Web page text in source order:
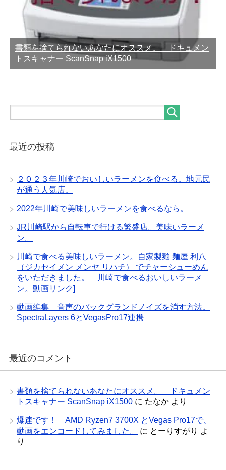
書類を捨てられないあなたにオススメ。 ドキュメン
トスキャナー ScanSnap iX1500
最近の投稿
２０２３年川崎でおいしいラーメンを食べる。地元民
が通う人気店。
2022年川崎で美味しいラーメンを食べるなら。
JR川崎駅から自転車で行ける繁盛店。美味いラーメ
ン。
川崎で食べる美味しいラーメン。自家製麺 麺屋 利八
（ジカセイメン メンヤ リハチ） でチャーシューめん
をいただきました。 川崎で食べるおいしいラーメ
ン。動画リンク]
動画編集 音声のバックグランドノイズを消す方法。
SpectraLayers 6とVegasPro17連携
最近のコメント
書類を捨てられないあなたにオススメ。 ドキュメン
トスキャナー ScanSnap iX1500 に たなか より
爆速です！ AMD Ryzen7 3700X とVegas Pro17で、
動画をエンコードしてみました。
に とーりすがり よ
り